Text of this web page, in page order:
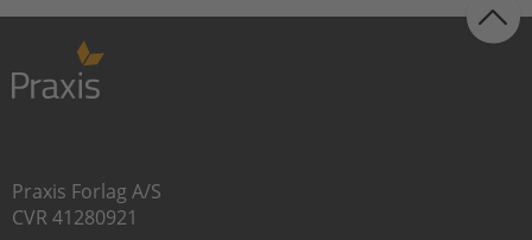
Praxis Forlag A/S
CVR 41280921